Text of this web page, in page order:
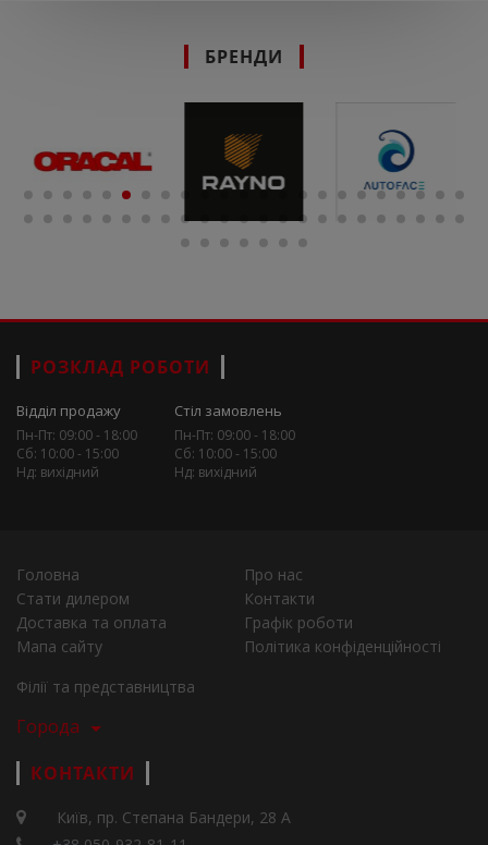
БРЕНДИ
РОЗКЛАД РОБОТИ
Відділ продажу
Пн-Пт: 09:00 - 18:00
Сб: 10:00 - 15:00
Нд: вихідний
Стіл замовлень
Пн-Пт: 09:00 - 18:00
Сб: 10:00 - 15:00
Нд: вихідний
Головна
Про нас
Стати дилером
Контакти
Доставка та оплата
Графік роботи
Мапа сайту
Політика конфіденційності
Філії та представництва
Города
КОНТАКТИ
Київ, пр. Степана Бандери, 28 А